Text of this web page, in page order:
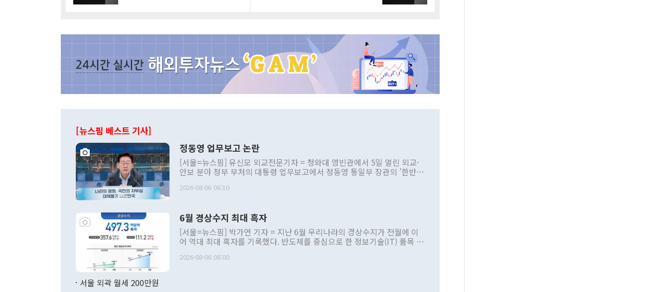
[뉴스핌 베스트 기사]
정동영 업무보고 논란
[서울=뉴스핌] 유신모 외교전문기자 = 청와대 영빈관에서 5일 열린 외교·
안보 분야 정부 부처의 대통령 업무보고에서 정동영 통일부 장관의 '한반도
발언 중에는 정부 내 조율을 거치지 않은 사안을 정책으로 추진하겠다고 공
주의적 희망에 근거한 비현실적 구상'이라는 비판을 내놨다. 그동안 정 장
관의 대북 정책 관련 발언이 물의를 빚은 적은 여러 번 있지만 대통령과 유
관 부처 장관이 공개적으로 부정적 입장을 표명한 것은 이례적이다. 정 장
관의 무리한 대북 접근법과 월권을 제어해야 한다는 목소리도 높아지고 있
다. [정동영 통일부 장관이 지난달 23일 오후 서울 종로구 정부서울청사에
2026-08-06 06:10
6월 경상수지 최대 흑자
[서울=뉴스핌] 박가연 기자 = 지난 6월 우리나라의 경상수지가 전월에 이
어 역대 최대 흑자를 기록했다. 반도체를 중심으로 한 정보기술(IT) 품목 수
료=한국은행] 한국은행이 6일 발표한 '2026년 6월 국제수지(잠정)'에 따르
2026-08-06 08:00
서울 외곽 월세 200만원